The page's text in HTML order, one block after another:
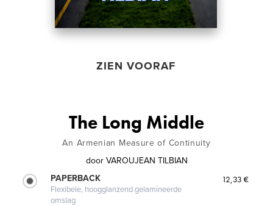
ZIEN VOORAF
The Long Middle
An Armenian Measure of Continuity
door VAROUJEAN TILBIAN
PAPERBACK
Flexibele, hoogglanzend gelamineerde
omslag
12,33 €